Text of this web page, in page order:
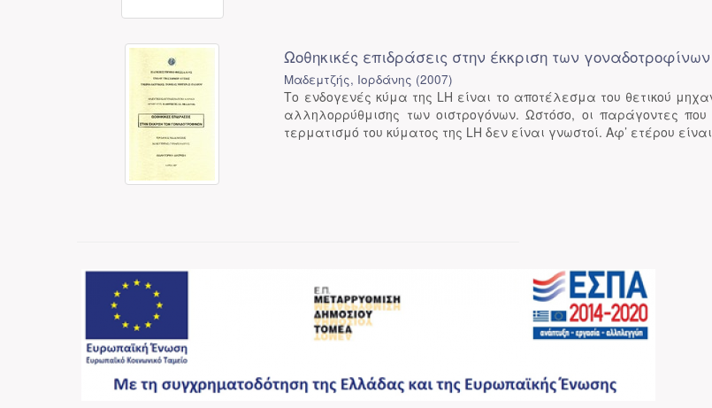
Ωοθηκικές επιδράσεις στην έκκριση των γοναδοτροφίνων
Μαδεμτζής, Ιορδάνης (2007)
Το ενδογενές κύμα της LH είναι το αποτέλεσμα του θετικού
αλληλορρύθμισης των οιστρογόνων. Ωστόσο, οι παράγοντες που
τερματισμό του κύματος της LH δεν είναι γνωστοί. Αφ’ ετέρου